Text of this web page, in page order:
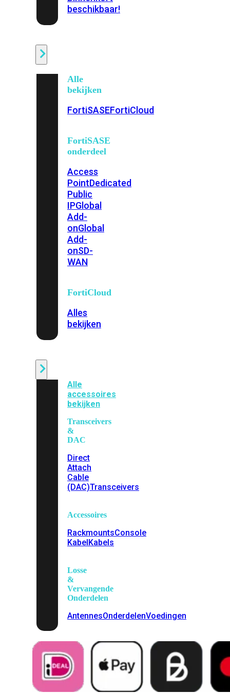
beschikbaar!
Alle
bekijken
FortiSASEFortiCloud
FortiSASE
onderdeel
Access
PointDedicated
Public
IPGlobal
Add-
onGlobal
Add-
onSD-
WAN
FortiCloud
Alles
bekijken
Alle
accessoires
bekijken
Transceivers
&
DAC
Direct
Attach
Cable
(DAC)Transceivers
Accessoires
RackmountsConsole
KabelKabels
Losse
&
Vervangende
Onderdelen
AntennesOnderdelenVoedingen